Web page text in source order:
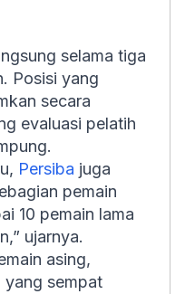
selama tiga
Posisi yang
secara
evaluasi pelatih
Persiba juga
pemain
10 pemain lama
ujarnya.
asing,
yang sempat